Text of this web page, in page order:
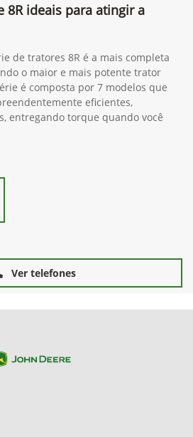
8R ideais para atingir a
de tratores 8R é a mais completa
o maior e mais potente trator
é composta por 7 modelos que
eficientes,
entregando torque quando você
Ver telefones